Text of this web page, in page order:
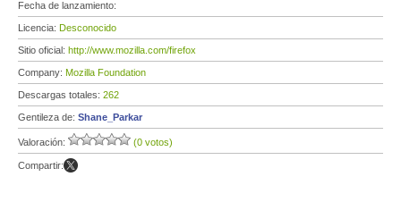
Fecha de lanzamiento:
Licencia: Desconocido
Sitio oficial: http://www.mozilla.com/firefox
Company: Mozilla Foundation
Descargas totales: 262
Gentileza de: Shane_Parkar
Valoración: (0 votos)
Compartir: